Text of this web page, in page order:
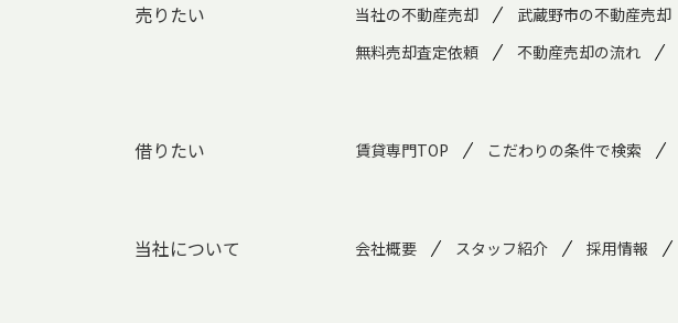
売りたい 当社の不動産売却 武蔵野市の不動産売却
無料売却査定依頼
不動産売却の流れ
借りたい 賃貸専門TOP こだわりの条件で検索
当社について 会社概要 スタッフ紹介 採用情報